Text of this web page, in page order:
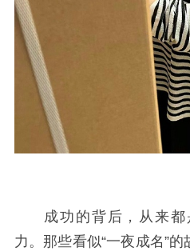
成功的背后，从来
力。那些看似“一夜成名”